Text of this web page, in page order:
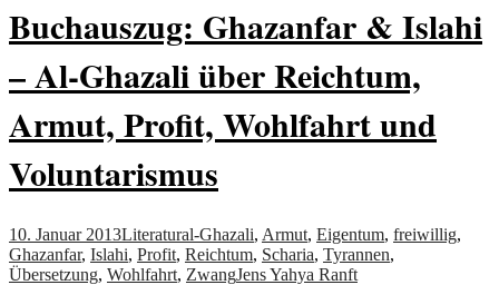
Buchauszug: Ghazanfar & Islahi
– Al-Ghazali über Reichtum,
Armut, Profit, Wohlfahrt und
Voluntarismus
10. Januar 2013Literatural-Ghazali, Armut, Eigentum, freiwillig,
Ghazanfar, Islahi, Profit, Reichtum, Scharia, Tyrannen,
Übersetzung, Wohlfahrt, ZwangJens Yahya Ranft